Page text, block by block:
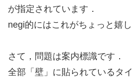
が指定されています．
negi的にはこれがちょっと嬉
さて，問題は案内標識です．
全部「壁」に貼られているタ